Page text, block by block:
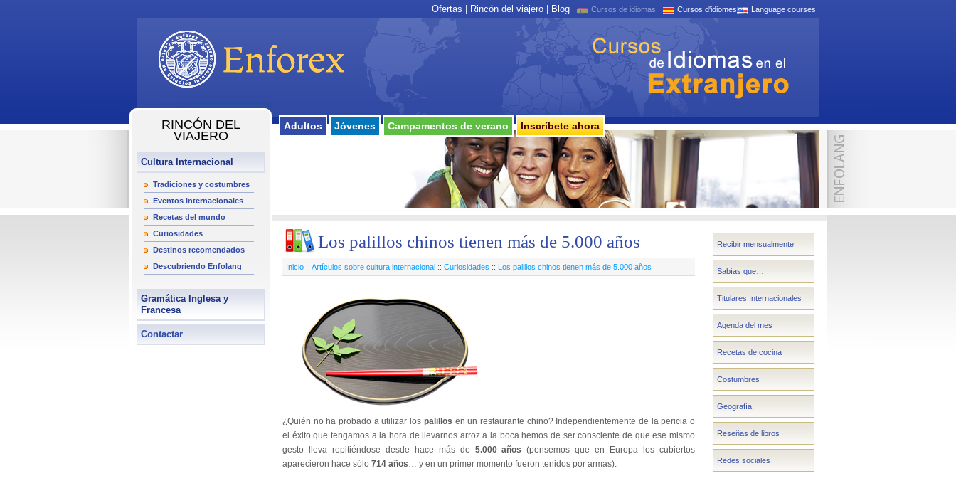
Cursos de idiomas Cursos d'idiomes Language courses
Ofertas Rincón del viajero Blog
Adultos Jóvenes Campamentos de verano Inscríbete ahora
RINCÓN DEL
VIAJERO
Cultura Internacional
Tradiciones y costumbres
Eventos internacionales
Recetas del mundo
Curiosidades
Destinos recomendados
Descubriendo Enfolang
Gramática Inglesa y
Francesa
Contactar
Los palillos chinos tienen más de 5.000 años
Inicio :: Artículos sobre cultura internacional :: Curiosidades :: Los palillos chinos tienen más de 5.000 años
¿Quién no ha probado a utilizar los palillos en un restaurante chino? Independientemente de la pericia o
el éxito que tengamos a la hora de llevarnos arroz a la boca hemos de ser consciente de que ese mismo
gesto lleva repitiéndose desde hace más de 5.000 años (pensemos que en Europa los cubiertos
aparecieron hace sólo 714 años… y en un primer momento fueron tenidos por armas).
Recibir mensualmente
Sabías que…
Titulares Internacionales
Agenda del mes
Recetas de cocina
Costumbres
Geografía
Reseñas de libros
Redes sociales